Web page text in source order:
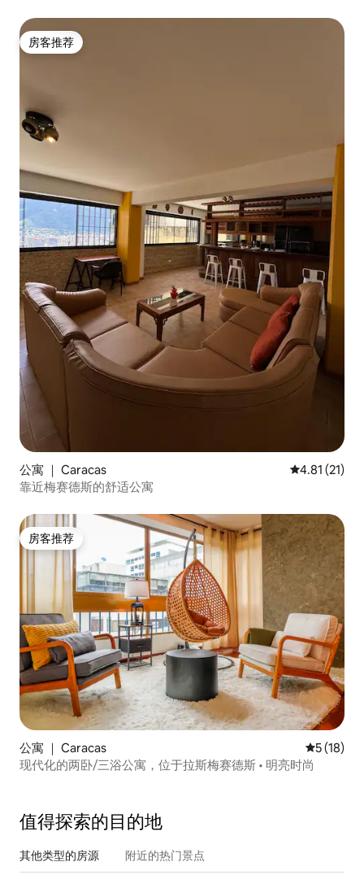
房客推荐
房客推荐
公寓 ｜ Caracas 平均评分
4.81 (21)
靠近梅赛德斯的舒适公寓
房客推荐
房客推荐
公寓 ｜ Caracas 平均评分
5 (18)
现代化的两卧/三浴公寓，位于拉斯梅赛德斯 • 明亮时尚
值得探索的目的地
其他类型的房源 附近的热门景点